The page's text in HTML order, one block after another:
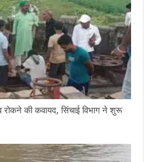
की कवायद, सिंचाई विभाग ने शुरू